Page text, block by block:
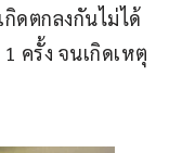
กิดตกลงกันไม่ได้
ครั้ง จนเกิดเหตุ